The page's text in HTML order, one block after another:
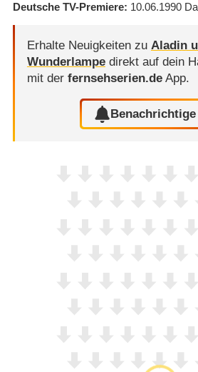
Deutsche TV-Premiere 10.06.1990
Erhalte Neuigkeiten zu Aladin
Wunderlampedirekt auf dein
mit der fernsehserien.deApp.